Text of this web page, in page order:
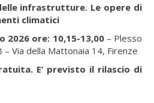
infrastrutture. Le opere di
climatici
2026 ore: 10,15-13,00 – Plesso
– Via della Mattonaia 14, Firenze
E’ previsto il rilascio di